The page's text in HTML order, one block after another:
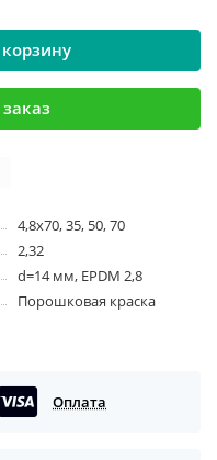
4,8х70, 35, 50, 70
2,32
d=14 мм, EPDM 2,8
Порошковая краска
Оплата